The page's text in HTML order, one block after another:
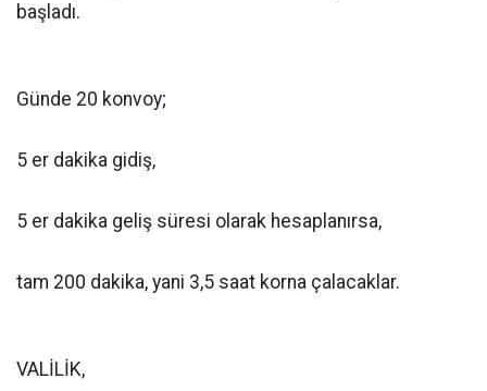
başladı.
Günde 20 konvoy;
5 er dakika gidiş,
5 er dakika geliş süresi olarak hesaplanırsa,
tam 200 dakika, yani 3,5 saat korna çalacaklar.
VALİLİK,